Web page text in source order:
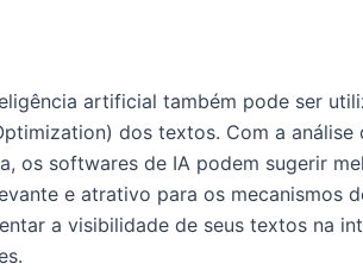
artificial também pode ser
dos textos. Com a análise
os softwares de IA podem sugerir
e atrativo para os mecanismos
a visibilidade de seus textos na